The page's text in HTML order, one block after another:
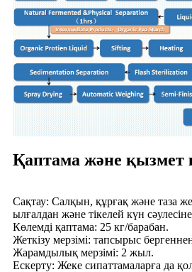
Қаптама және қызмет
Сақтау: Салқын, құрғақ және таза
ылғалдан және тікелей күн
Көлемді қаптама: 25 кг/барабан.
Жеткізу мерзімі: тапсырыс
Жарамдылық мерзімі: 2 жыл.
Ескерту: Жеке сипаттамаларға да